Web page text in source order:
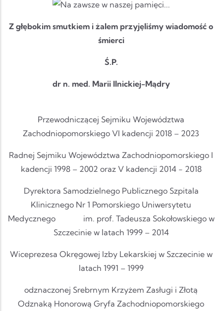
Z głębokim smutkiem i żalem przyjęliśmy wiadomość o
śmierci
Ś.P.
dr n. med. Marii Ilnickiej-Mądry
Przewodniczącej Sejmiku Województwa
Zachodniopomorskiego VI kadencji 2018 – 2023
Radnej Sejmiku Województwa Zachodniopomorskiego I
kadencji 1998 – 2002 oraz V kadencji 2014 - 2018
Dyrektora Samodzielnego Publicznego Szpitala
Klinicznego Nr 1 Pomorskiego Uniwersytetu
Medycznego im. prof. Tadeusza Sokołowskiego w
Szczecinie w latach 1999 – 2014
Wiceprezesa Okręgowej Izby Lekarskiej w Szczecinie w
latach 1991 – 1999
odznaczonej Srebrnym Krzyżem Zasługi i Złotą
Odznaką Honorową Gryfa Zachodniopomorskiego